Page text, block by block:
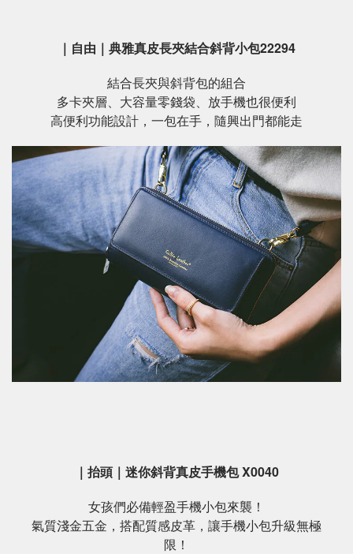
｜自由｜典雅真皮長夾結合斜背小包22294
結合長夾與斜背包的組合
多卡夾層、大容量零錢袋、放手機也很便利
高便利功能設計，一包在手，隨興出門都能走
｜抬頭｜迷你斜背真皮手機包 X0040
女孩們必備輕盈手機小包來襲！
氣質淺金五金，搭配質感皮革，讓手機小包升級無極
限！